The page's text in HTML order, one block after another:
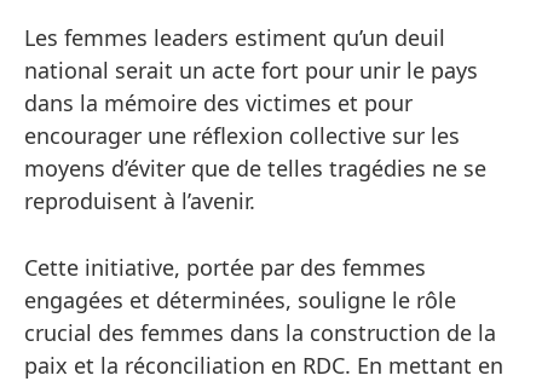
Les femmes leaders estiment qu’un deuil
national serait un acte fort pour unir le pays
dans la mémoire des victimes et pour
encourager une réflexion collective sur les
moyens d’éviter que de telles tragédies ne se
reproduisent à l’avenir.
Cette initiative, portée par des femmes
engagées et déterminées, souligne le rôle
crucial des femmes dans la construction de la
paix et la réconciliation en RDC. En mettant en